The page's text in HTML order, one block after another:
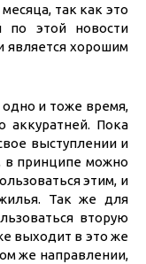
так как это
по этой новости
является хорошим
и тоже время,
аккуратней. Пока
выступлении и
в принципе можно
этим, и
Так же для
вторую
выходит в это же
же направлении,